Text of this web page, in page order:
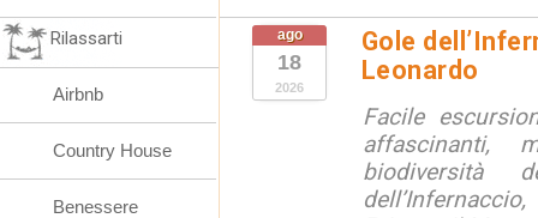
ago
18
2026
Gole
Leonardo
Facile
affascinanti,
biodiversità
Rilassarti
Airbnb
Country House
Benessere